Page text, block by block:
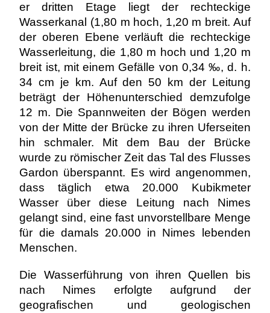
er dritten Etage liegt der rechteckige
Wasserkanal (1,80 m hoch, 1,20 m breit. Auf
der oberen Ebene verläuft die rechteckige
Wasserleitung, die 1,80 m hoch und 1,20 m
breit ist, mit einem Gefälle von 0,34 ‰, d. h.
34 cm je km. Auf den 50 km der Leitung
beträgt der Höhenunterschied demzufolge
12 m. Die Spannweiten der Bögen werden
von der Mitte der Brücke zu ihren Uferseiten
hin schmaler. Mit dem Bau der Brücke
wurde zu römischer Zeit das Tal des Flusses
Gardon überspannt. Es wird angenommen,
dass täglich etwa 20.000 Kubikmeter
Wasser über diese Leitung nach Nimes
gelangt sind, eine fast unvorstellbare Menge
für die damals 20.000 in Nimes lebenden
Menschen.
Die Wasserführung von ihren Quellen bis
nach Nimes erfolgte aufgrund der
geografischen und geologischen